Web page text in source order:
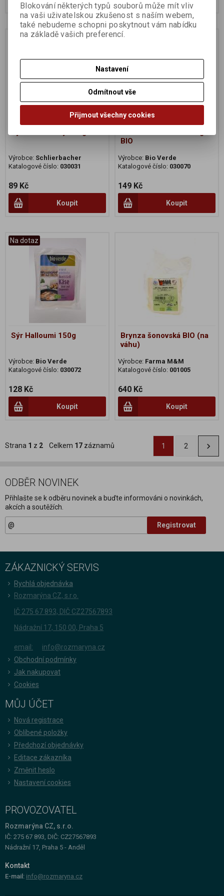
Na dotaz
Výrobce: Schlierbacher
Katalogové číslo: 030031
89 Kč
Koupit
Na dotaz
BIO
Výrobce: Bio Verde
Katalogové číslo: 030070
149 Kč
Koupit
Na dotaz
Sýr Halloumi 150g
Výrobce: Bio Verde
Katalogové číslo: 030072
128 Kč
Koupit
Brynza šonovská BIO (na
váhu)
Výrobce: Farma M&M
Katalogové číslo: 001005
640 Kč
Koupit
Strana 1 z 2 Celkem 17 záznamů 1 2
ODBĚR NOVINEK
Přihlašte se k odběru novinek a buďte informováni o novinkách,
akcích a soutěžích.
Registrovat
ZÁKAZNICKÝ SERVIS
Rychlá objednávka
Rozmarýna CZ, s.r.o.
IČ 275 67 893, DIČ CZ27567893
Nádražní 17, 150 00, Praha 5
email:
info@rozmaryna.cz
Obchodní podmínky
Jak nakupovat
Cookies
MŮJ ÚČET
Nová registrace
Oblíbené položky
Předchozí objednávky
Editace zákazníka
Změnit heslo
Nastavení cookies
PROVOZOVATEL
Rozmarýna CZ, s.r.o.
IČ: 275 67 893, DIČ: CZ27567893
Nádražní 17, Praha 5 - Anděl
Kontakt
E-mail: info@rozmaryna.cz
Blokování některých typů souborů může mít vliv
na vaši uživatelskou zkušenost s naším webem,
také nebudeme schopni poskytnout vám nabídku
na základě vašich preferencí.
Nastavení
Odmítnout vše
Přijmout všechny cookies